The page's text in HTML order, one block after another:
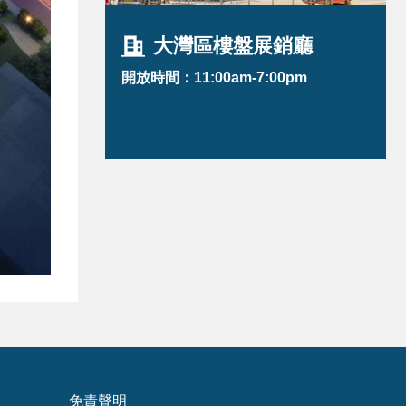
大灣區樓盤展銷廳
開放時間：11:00am-7:00pm
免責聲明